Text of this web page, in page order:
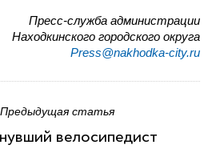
Пресс-служба администрации
Находкинского городского округа
Press@nakhodka-city.ru
Предыдущая статья
велосипедист